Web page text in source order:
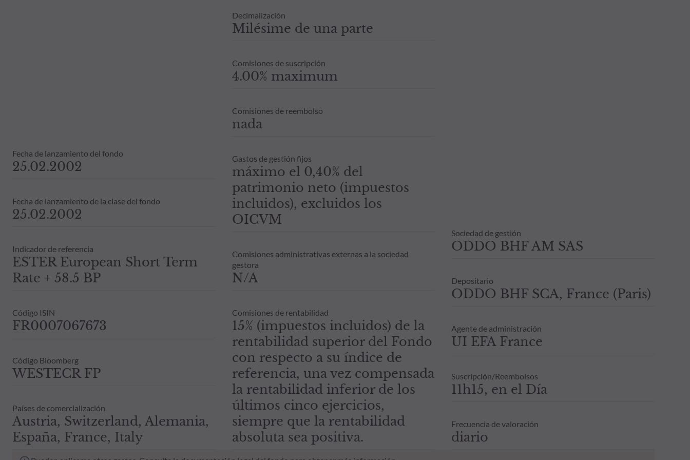
Fecha de lanzamiento del fondo
25.02.2002
Fecha de lanzamiento de la clase del fondo
25.02.2002
Indicador de referencia
ESTER European Short Term
Rate + 58.5 BP
Código ISIN
FR0007067673
Código Bloomberg
WESTECR FP
Países de comercialización
Austria, Switzerland, Alemania,
España, France, Italy
Decimalización
Milésime de una parte
Comisiones de suscripción
4.00% maximum
Comisiones de reembolso
nada
Gastos de gestión fijos
máximo el 0,40% del
patrimonio neto (impuestos
incluidos), excluidos los
OICVM
Comisiones administrativas externas a la sociedad
gestora
N/A
Comisiones de rentabilidad
15% (impuestos incluidos) de la
rentabilidad superior del Fondo
con respecto a su índice de
referencia, una vez compensada
la rentabilidad inferior de los
últimos cinco ejercicios,
siempre que la rentabilidad
absoluta sea positiva.
Sociedad de gestión
ODDO BHF AM SAS
Depositario
ODDO BHF SCA, France (Paris)
Agente de administración
UI EFA France
Suscripción/Reembolsos
11h15, en el Día
Frecuencia de valoración
diario